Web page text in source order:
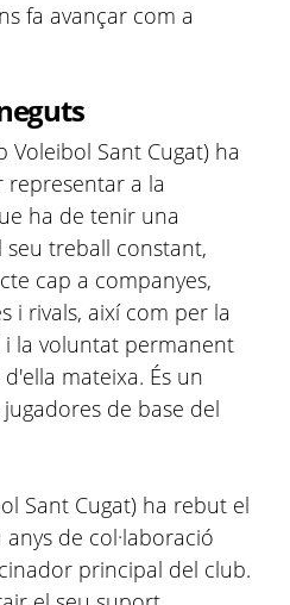
fa avançar com a
Voleibol Sant Cugat) ha
representar a la
ha de tenir una
seu treball constant,
cap a companyes,
i rivals, així com per la
i la voluntat permanent
mateixa. És un
de base del
Sant Cugat) ha rebut el
de col·laboració
principal del club.